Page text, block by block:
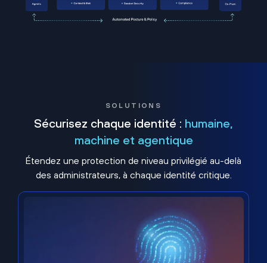
SOLUTIONS
Sécurisez chaque identité : humaine,
machine et agentique
Étendez une protection de niveau privilégié au-delà
des administrateurs, à chaque identité critique.